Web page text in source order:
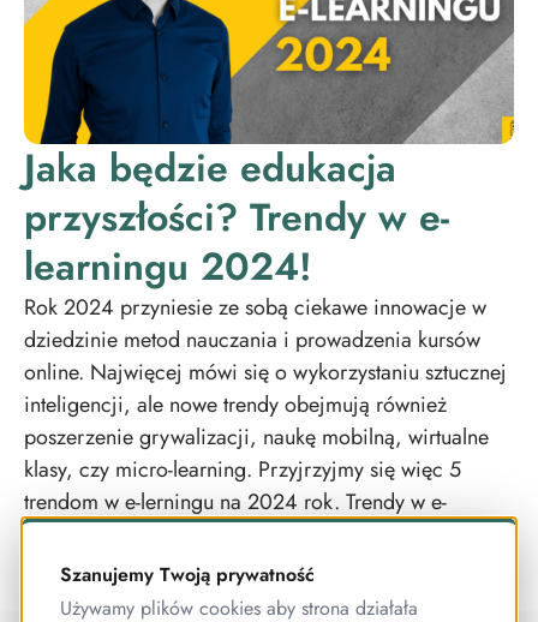
Jaka będzie edukacja
przyszłości? Trendy w e-
learningu 2024!
Rok 2024 przyniesie ze sobą ciekawe innowacje w
dziedzinie metod nauczania i prowadzenia kursów
online. Najwięcej mówi się o wykorzystaniu sztucznej
inteligencji, ale nowe trendy obejmują również
poszerzenie grywalizacji, naukę mobilną, wirtualne
klasy, czy micro-learning. Przyjrzyjmy się więc 5
trendom w e-lerningu na 2024 rok. Trendy w e-
learningu 2024 1.
Szanujemy Twoją prywatność
Używamy plików cookies aby strona działała